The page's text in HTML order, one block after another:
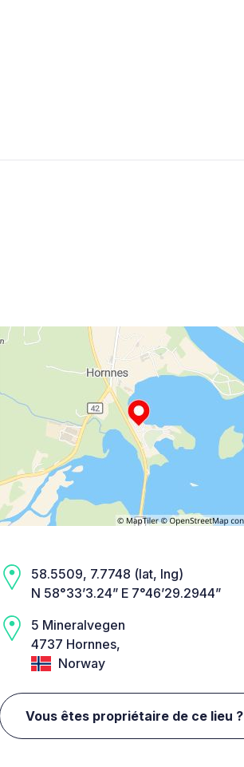
58.5509, 7.7748 (lat, lng)
N 58°33’3.24” E 7°46’29.2944”
5 Mineralvegen
4737 Hornnes,
Norway
Vous êtes propriétaire de ce lieu ?